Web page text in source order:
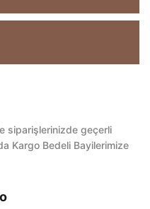
siz yapın!
siparişlerinizde geçerli
Kargo Bedeli Bayilerimize